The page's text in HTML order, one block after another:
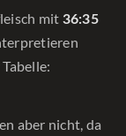
mit 36:35
aber nicht, da